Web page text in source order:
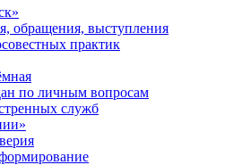
обращения, выступления
практик
по личным вопросам
служб